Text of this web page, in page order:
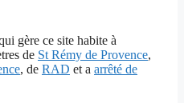
gère ce site habite à
de St Rémy de Provence,
, de RAD et a arrêté de